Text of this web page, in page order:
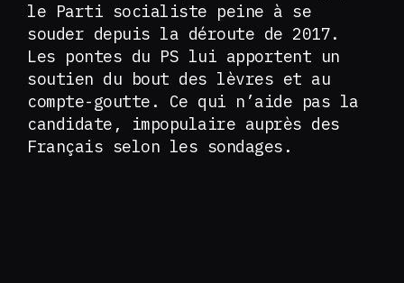
le Parti socialiste peine à se
souder depuis la déroute de 2017.
Les pontes du PS lui apportent un
soutien du bout des lèvres et au
compte-goutte. Ce qui n’aide pas la
candidate, impopulaire auprès des
Français selon les sondages.